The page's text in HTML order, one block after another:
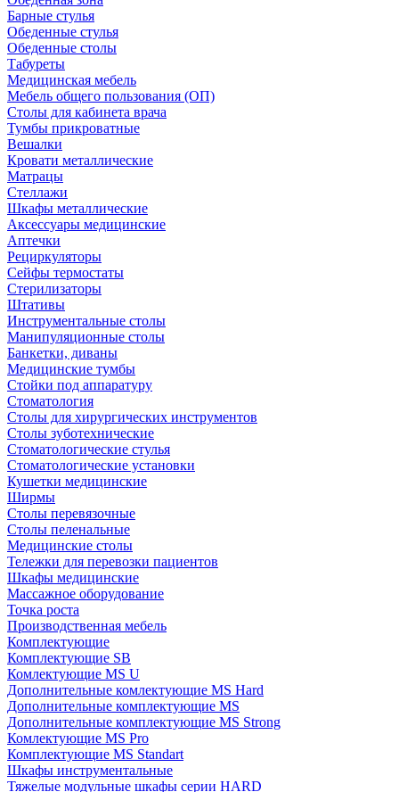
Барные стулья
Обеденные стулья
Обеденные столы
Табуреты
Медицинская мебель
Мебель общего пользования (ОП)
Столы для кабинета врача
Тумбы прикроватные
Вешалки
Кровати металлические
Матрацы
Стеллажи
Шкафы металлические
Аксессуары медицинские
Аптечки
Рециркуляторы
Сейфы термостаты
Стерилизаторы
Штативы
Инструментальные столы
Манипуляционные столы
Банкетки, диваны
Медицинские тумбы
Стойки под аппаратуру
Стоматология
Столы для хирургических инструментов
Столы зуботехнические
Стоматологические стулья
Стоматологические установки
Кушетки медицинские
Ширмы
Столы перевязочные
Столы пеленальные
Медицинские столы
Тележки для перевозки пациентов
Шкафы медицинские
Массажное оборудование
Точка роста
Производственная мебель
Комплектующие
Комплектующие SB
Комлектующие MS U
Дополнительные комлектующие MS Hard
Дополнительные комплектующие MS
Дополнительные комплектующие MS Strong
Комлектующие MS Pro
Комплектующие MS Standart
Шкафы инструментальные
Тяжелые модульные шкафы серии HARD